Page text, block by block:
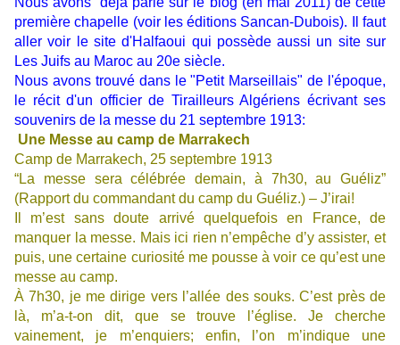
première chapelle (voir les éditions Sancan-Dubois). Il faut
aller voir le site d'Halfaoui qui possède aussi un site sur
Les Juifs au Maroc au 20e siècle.
Nous avons trouvé dans le "Petit Marseillais" de l'époque,
le récit d'un officier de Tirailleurs Algériens écrivant ses
souvenirs de la messe du 21 septembre 1913:
Une Messe au camp de Marrakech
Camp de Marrakech, 25 septembre 1913
“La messe sera célébrée demain, à 7h30, au Guéliz”
(Rapport du commandant du camp du Guéliz.) – J’irai!
Il m’est sans doute arrivé quelquefois en France, de
manquer la messe. Mais ici rien n’empêche d’y assister, et
puis, une certaine curiosité me pousse à voir ce qu’est une
messe au camp.
À 7h30, je me dirige vers l’allée des souks. C’est près de
là, m’a-t-on dit, que se trouve l’église. Je cherche
vainement, je m’enquiers; enfin, l’on m’indique une